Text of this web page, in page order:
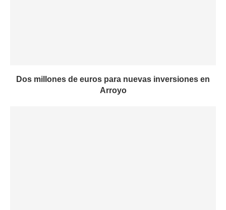
Dos millones de euros para nuevas inversiones en
Arroyo